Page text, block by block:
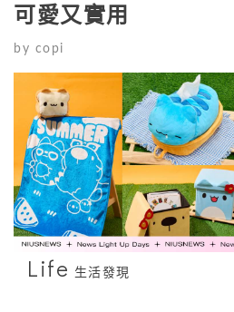
可愛又實用
by copi
Life 生活發現